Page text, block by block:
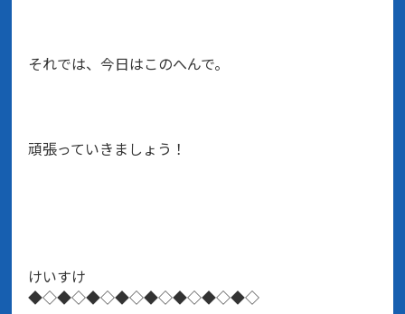
それでは、今日はこのへんで。
頑張っていきましょう！
けいすけ
◆◇◆◇◆◇◆◇◆◇◆◇◆◇◆◇